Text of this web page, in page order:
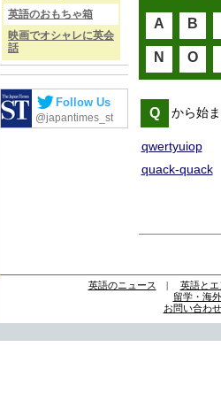
英語のおもちゃ箱
映画でオシャレに英会
話
Follow Us
@japantimes_st
A B
N O
Q から始
qwertyuiop
quack-quack
英語のニュース | 英語とエ
留学・海
お問い合わせ